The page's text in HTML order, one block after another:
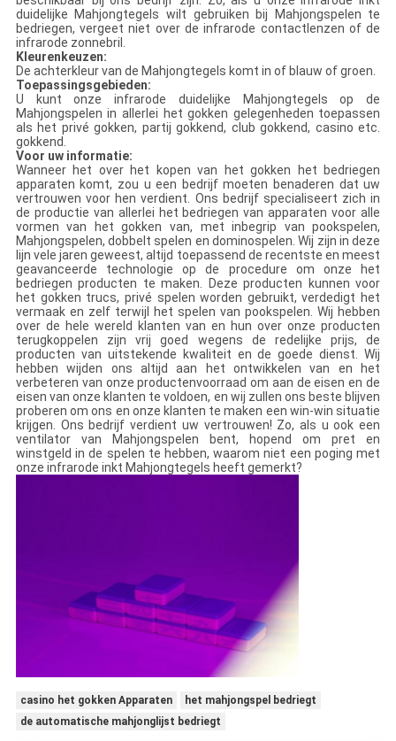
duidelijke Mahjongtegels wilt gebruiken bij Mahjongspelen te
bedriegen, vergeet niet over de infrarode contactlenzen of de
infrarode zonnebril.
Kleurenkeuzen:
De achterkleur van de Mahjongtegels komt in of blauw of groen.
Toepassingsgebieden:
U kunt onze infrarode duidelijke Mahjongtegels op de
Mahjongspelen in allerlei het gokken gelegenheden toepassen
als het privé gokken, partij gokkend, club gokkend, casino etc.
gokkend.
Voor uw informatie:
Wanneer het over het kopen van het gokken het bedriegen
apparaten komt, zou u een bedrijf moeten benaderen dat uw
vertrouwen voor hen verdient. Ons bedrijf specialiseert zich in
de productie van allerlei het bedriegen van apparaten voor alle
vormen van het gokken van, met inbegrip van pookspelen,
Mahjongspelen, dobbelt spelen en dominospelen. Wij zijn in deze
lijn vele jaren geweest, altijd toepassend de recentste en meest
geavanceerde technologie op de procedure om onze het
bedriegen producten te maken. Deze producten kunnen voor
het gokken trucs, privé spelen worden gebruikt, verdedigt het
vermaak en zelf terwijl het spelen van pookspelen. Wij hebben
over de hele wereld klanten van en hun over onze producten
terugkoppelen zijn vrij goed wegens de redelijke prijs, de
producten van uitstekende kwaliteit en de goede dienst. Wij
hebben wijden ons altijd aan het ontwikkelen van en het
verbeteren van onze productenvoorraad om aan de eisen en de
eisen van onze klanten te voldoen, en wij zullen ons beste blijven
proberen om ons en onze klanten te maken een win-win situatie
krijgen. Ons bedrijf verdient uw vertrouwen! Zo, als u ook een
ventilator van Mahjongspelen bent, hopend om pret en
winstgeld in de spelen te hebben, waarom niet een poging met
onze infrarode inkt Mahjongtegels heeft gemerkt?
casino het gokken Apparaten
het mahjongspel bedriegt
de automatische mahjonglijst bedriegt